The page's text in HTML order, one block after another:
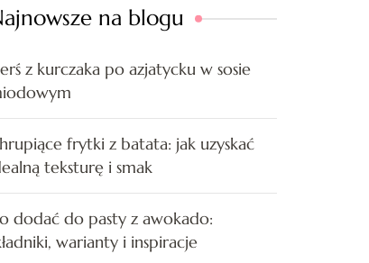
na blogu
z kurczaka po azjatycku w sosie
frytki z batata: jak uzyskać
teksturę i smak
dodać do pasty z awokado:
warianty i inspiracje